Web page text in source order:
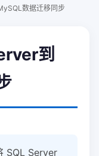
数据迁移同步
到
SQL Server